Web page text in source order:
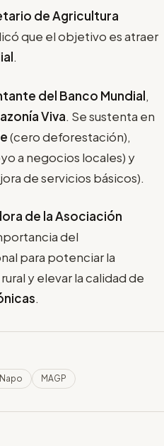
de Agricultura
que el objetivo es atraer
.
del Banco Mundial,
Viva. Se sustenta en
(cero deforestación),
a negocios locales) y
de servicios básicos).
de la Asociación
del
para potenciar la
y elevar la calidad de
.
MAGP